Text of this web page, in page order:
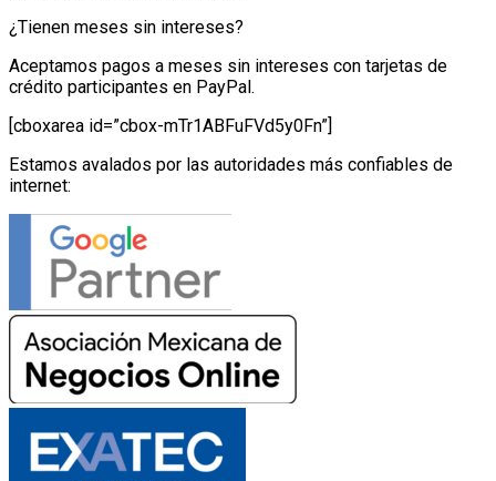
¿Tienen meses sin intereses?
Aceptamos pagos a meses sin intereses con tarjetas de
crédito participantes en PayPal.
[cboxarea id=”cbox-mTr1ABFuFVd5y0Fn”]
Estamos avalados por las autoridades más confiables de
internet: